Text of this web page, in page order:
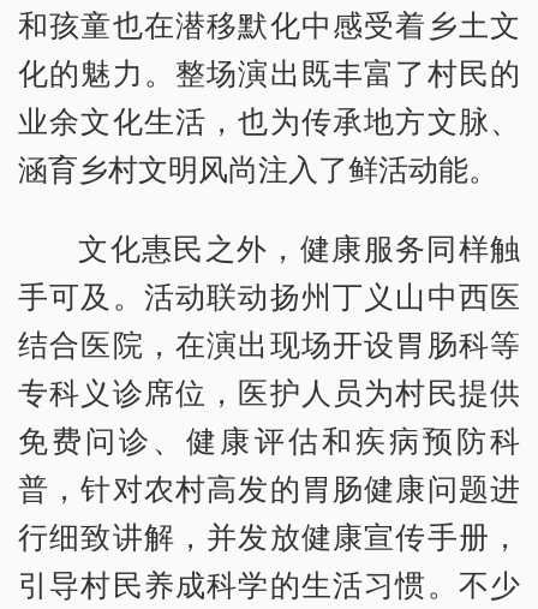
和孩童也在潜移默化中感受着乡土文
化的魅力。整场演出既丰富了村民的
业余文化生活，也为传承地方文脉、
涵育乡村文明风尚注入了鲜活动能。
文化惠民之外，健康服务同样触
手可及。活动联动扬州丁义山中西医
结合医院，在演出现场开设胃肠科等
专科义诊席位，医护人员为村民提供
免费问诊、健康评估和疾病预防科
普，针对农村高发的胃肠健康问题进
行细致讲解，并发放健康宣传手册，
引导村民养成科学的生活习惯。不少